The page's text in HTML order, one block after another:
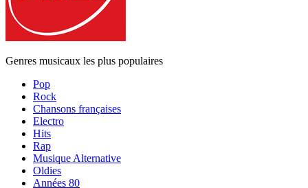
Genres musicaux les plus populaires
Pop
Rock
Chansons françaises
Electro
Hits
Rap
Musique Alternative
Oldies
Années 80